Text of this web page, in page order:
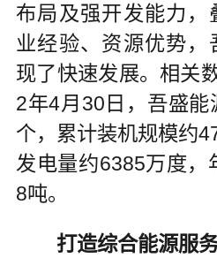
布局及强开发能力，
业经验、资源优势，
现了快速发展。相关
2年4月30日，吾盛
个，累计装机规模约
发电量约6385万度，
8吨。
打造综合能源服务